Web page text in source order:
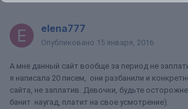
elena777
Опубликовано 15 января, 2016
А мне данный сайт вообще за период не
я написала 20 писем, они разбанили и
сайта, не заплатив. Девочки, будьте
банит наугад, платит на свое усмотрение).